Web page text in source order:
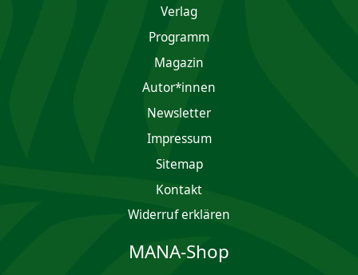
Verlag
Programm
Magazin
Autor*innen
Newsletter
Impres­sum
Sitemap
Kontakt
Widerruf erklären
MANA-Shop